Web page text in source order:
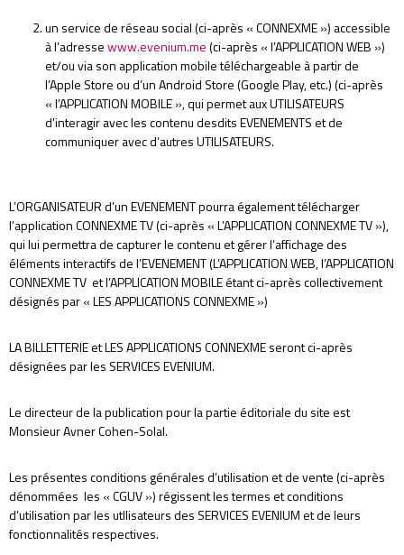
un service de réseau social (ci-après « CONNEXME ») accessible
à l’adressewww.evenium.me(ci-après « l’APPLICATION WEB »)
et/ou via son application mobile téléchargeable à partir de
l’Apple Store ou d’un Android Store (Google Play, etc.) (ci-après
« l’APPLICATION MOBILE », qui permet aux UTILISATEURS
d’interagir avec les contenu desdits EVENEMENTS et de
communiquer avec d’autres UTILISATEURS.
L’ORGANISATEUR d’un EVENEMENT pourra également télécharger
l’application CONNEXME TV (ci-après « L’APPLICATION CONNEXME TV »),
qui lui permettra de capturer le contenu et gérer l’affichage des
éléments interactifs de l’EVENEMENT (L’APPLICATION WEB, l’APPLICATION
CONNEXME TV et l’APPLICATION MOBILE étant ci-après collectivement
désignés par « LES APPLICATIONS CONNEXME »)
LA BILLETTERIE et LES APPLICATIONS CONNEXME seront ci-après
désignées par les SERVICES EVENIUM.
Le directeur de la publication pour la partie éditoriale du site est
Monsieur Avner Cohen-Solal.
Les présentes conditions générales d’utilisation et de vente (ci-après
dénommées les « CGUV ») régissent les termes et conditions
d’utilisation par les utIlisateurs des SERVICES EVENIUM et de leurs
fonctionnalités respectives.